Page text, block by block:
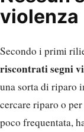
violenza
Secondo i primi
riscontrati segni
una sorta di riparo
cercare riparo o
poco frequentata,